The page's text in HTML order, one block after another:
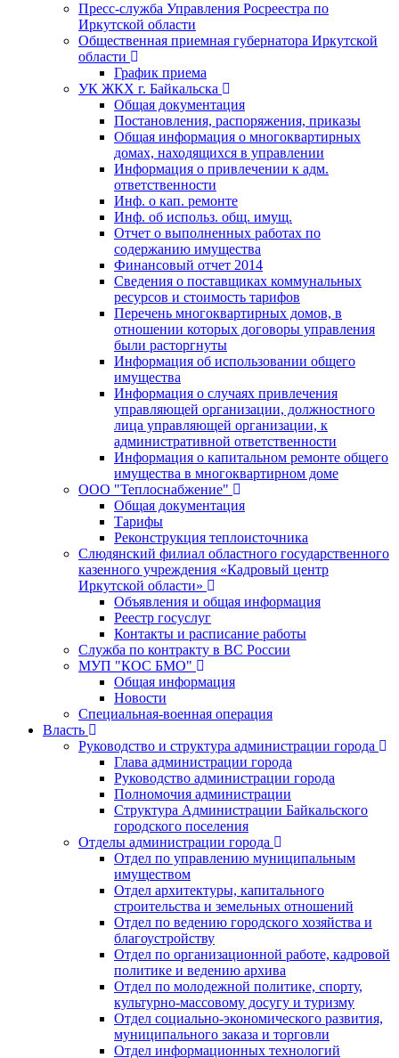
Пресс-служба Управления Росреестра по
Иркутской области
Общественная приемная губернатора Иркутской
области
График приема
УК ЖКХ г. Байкальска
Общая документация
Постановления, распоряжения, приказы
Общая информация о многоквартирных
домах, находящихся в управлении
Информация о привлечении к адм.
ответственности
Инф. о кап. ремонте
Инф. об использ. общ. имущ.
Отчет о выполненных работах по
содержанию имущества
Финансовый отчет 2014
Сведения о поставщиках коммунальных
ресурсов и стоимость тарифов
Перечень многоквартирных домов, в
отношении которых договоры управления
были расторгнуты
Информация об использовании общего
имущества
Информация о случаях привлечения
управляющей организации, должностного
лица управляющей организации, к
административной ответственности
Информация о капитальном ремонте общего
имущества в многоквартирном доме
ООО "Теплоснабжение"
Общая документация
Тарифы
Реконструкция теплоисточника
Слюдянский филиал областного государственного
казенного учреждения «Кадровый центр
Иркутской области»
Объявления и общая информация
Реестр госуслуг
Контакты и расписание работы
Служба по контракту в ВС России
МУП "КОС БМО"
Общая информация
Новости
Специальная-военная операция
Власть
Руководство и структура администрации города
Глава администрации города
Руководство администрации города
Полномочия администрации
Структура Администрации Байкальского
городского поселения
Отделы администрации города
Отдел по управлению муниципальным
имуществом
Отдел архитектуры, капитального
строительства и земельных отношений
Отдел по ведению городского хозяйства и
благоустройству
Отдел по организационной работе, кадровой
политике и ведению архива
Отдел по молодежной политике, спорту,
культурно-массовому досугу и туризму
Отдел социально-экономического развития,
муниципального заказа и торговли
Отдел информационных технологий